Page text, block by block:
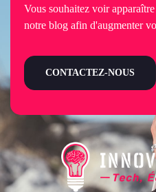
Vous souhaitez voir
notre blog afin d'augmenter
CONTACTEZ-NOUS